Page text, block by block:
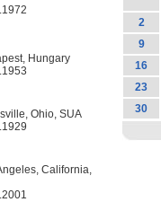
Hungary
Ohio, SUA
California,
2
9
16
23
30